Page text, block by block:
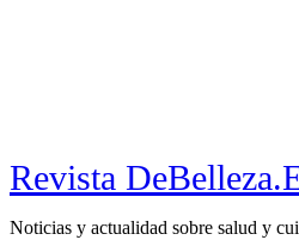
Revista
Noticias y actualidad sobre salud y